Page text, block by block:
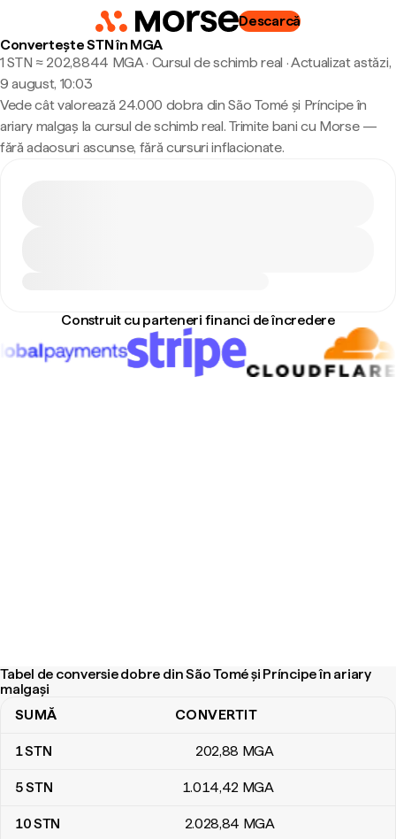
Descarcă
Convertește STN în MGA
1 STN ≈ 202,8844 MGA · Cursul de schimb real ·Actualizat astăzi,
9 august, 10:03
Vede cât valorează 24.000 dobra din São Tomé și Príncipe în
ariary malgaș la cursul de schimb real. Trimite bani cu Morse —
fără adaosuri ascunse, fără cursuri inflacionate.
Construit cu parteneri financi de încredere
Tabel de conversie dobre din São Tomé și Príncipe în ariary
malgași
Tabel de conversie dobre din São Tomé și Príncipe în ariary
SUMĂ CONVERTIT
1STN 202,88 MGA
5STN 1.014,42 MGA
10STN 2.028,84 MGA